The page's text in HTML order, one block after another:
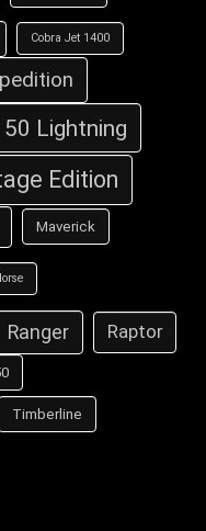
Cobra Jet 1400
Lightning
Edition
Maverick
Ranger Raptor
Timberline